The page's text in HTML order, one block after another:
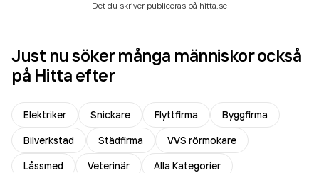
Det du skriver publiceras på hitta.se
Just nu söker många människor också
på Hitta efter
Elektriker Snickare Flyttfirma
Byggfirma
Bilverkstad
Städfirma
VVS rörmokare
Låssmed
Veterinär Alla Kategorier